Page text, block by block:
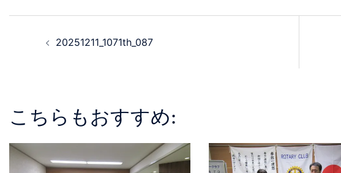
20251211_1071th_087
こちらもおすすめ: